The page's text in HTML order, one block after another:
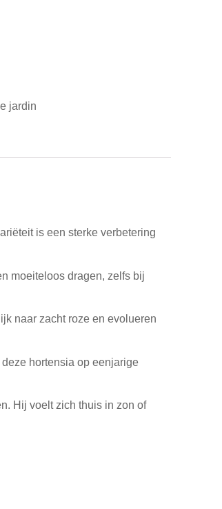
jardin
is een sterke verbetering
moeiteloos dragen, zelfs bij
naar zacht roze en evolueren
hortensia op eenjarige
Hij voelt zich thuis in zon of